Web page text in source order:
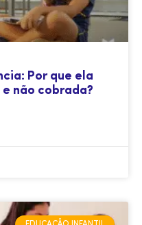
Por que ela
não cobrada?